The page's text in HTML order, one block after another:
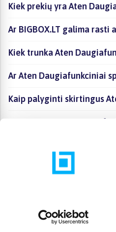
Kiek prekių yra Aten
Ar BIGBOX.LT galima
Kiek trunka Aten
Ar Aten Daugiafunkciniai
Kaip palyginti skirtingus
Kaip įsigyti Aten